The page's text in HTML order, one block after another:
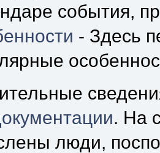
события,
- Здесь
. На
люди,